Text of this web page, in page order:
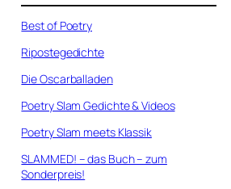
Best of Poetry
Ripostegedichte
Die Oscarballaden
Poetry Slam Gedichte & Videos
Poetry Slam meets Klassik
SLAMMED! – das Buch – zum
Sonderpreis!